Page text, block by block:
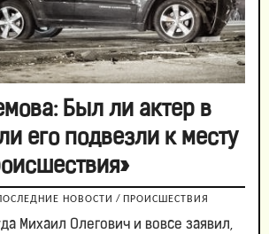
Был ли актер в
его подвезли к месту
НОВОСТИ / ПРОИСШЕСТВИЯ
Михаил Олегович и вовсе заявил,